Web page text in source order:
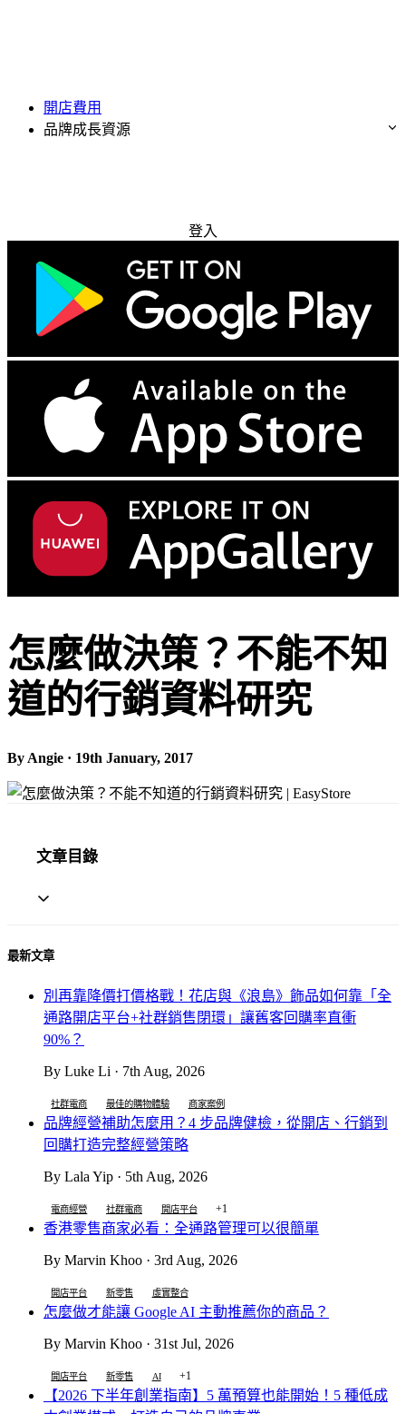
開店費用
品牌成長資源
登入
怎麼做決策？不能不知
道的行銷資料研究
By Angie · 19th January, 2017
文章目錄
最新文章
別再靠降價打價格戰！花店與《浪島》飾品如何靠「全
通路開店平台+社群銷售閉環」讓舊客回購率直衝
90%？
By Luke Li · 7th Aug, 2026
社群電商 最佳的購物體驗 商家案例
品牌經營補助怎麼用？4 步品牌健檢，從開店、行銷到
回購打造完整經營策略
By Lala Yip · 5th Aug, 2026
電商經營 社群電商 開店平台 +1
香港零售商家必看：全通路管理可以很簡單
By Marvin Khoo · 3rd Aug, 2026
開店平台 新零售 虛實整合
怎麼做才能讓 Google AI 主動推薦你的商品？
By Marvin Khoo · 31st Jul, 2026
開店平台 新零售 AI +1
【2026 下半年創業指南】5 萬預算也能開始！5 種低成